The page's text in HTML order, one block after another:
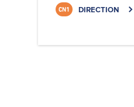
CN1 DIRECTION